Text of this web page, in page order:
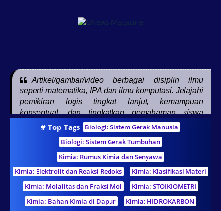
Artikel/gambar/video berbagai disiplin ilmu
seperti matematika, IPA dan ilmu komputasi. Jelajahi
pemikiran logis tingkat lanjut, kemampuan
konseptual, dan tingkatkan pemahaman siswa
pendidikan dasar, menengah, tinggi, guru, dan
pendidikan nonformal
# Top Tags
Biologi: Sistem Gerak Manusia
Biologi: Sistem Gerak Tumbuhan
Kimia: Rumus Kimia dan Senyawa
Kimia: Elektrolit dan Reaksi Redoks
Kimia: Klasifikasi Materi
Kimia: Molalitas dan Fraksi Mol
Kimia: STOIKIOMETRI
Kimia: Bahan Kimia di Dapur
Kimia: HIDROKARBON